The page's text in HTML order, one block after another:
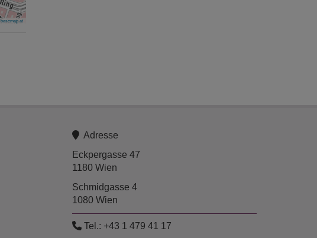
basemap.at
Adresse
Eckpergasse 47
1180 Wien
Schmidgasse 4
1080 Wien
Tel.: +43 1 479 41 17